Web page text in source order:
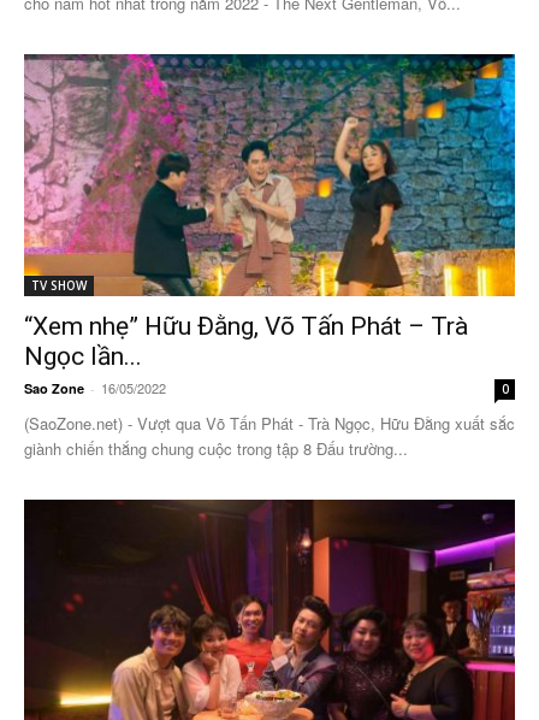
TV SHOW
“Xem nhẹ” Hữu Đằng, Võ Tấn Phát – Trà
Ngọc lần...
Sao Zone - 16/05/2022 0
(SaoZone.net) - Vượt qua Võ Tấn Phát - Trà Ngọc, Hữu Đằng xuất sắc
giành chiến thắng chung cuộc trong tập 8 Đấu trường...